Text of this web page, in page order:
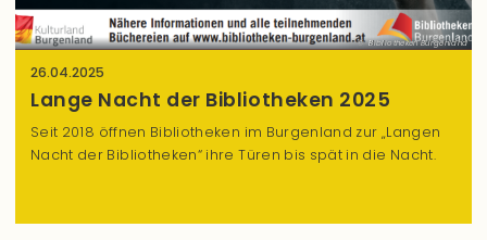
Bibliotheken Burgenland
26.04.2025
Lange Nacht der Bibliotheken 2025
Seit 2018 öffnen Bibliotheken im Burgenland zur „Langen
Nacht der Bibliotheken“ ihre Türen bis spät in die Nacht.